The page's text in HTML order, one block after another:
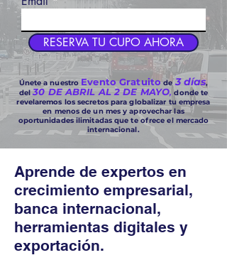
RESERVA TU CUPO AHORA
Únete a nuestro Evento Gratuitode3 días,
del30 DE ABRIL AL 2 DE MAYO, donde te
revelaremos los secretos para globalizar tu empresa
en menos de un mes y aprovechar las
oportunidades ilimitadas que te ofrece el mercado
internacional.
Aprende de expertos en
crecimiento empresarial,
banca internacional,
herramientas digitales y
exportación.